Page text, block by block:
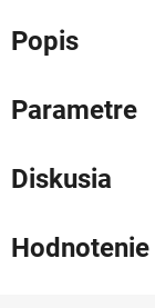
Popis
Parametre
Diskusia
Hodnotenie